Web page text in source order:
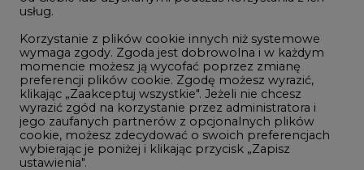
Innowacje i AI
Telekomunikacja i IT
Handel emisjami CO2
Wodór
Górnictwo
usług.
Korzystanie z plików cookie innych niż systemowe
wymaga zgody. Zgoda jest dobrowolna i w każdym
momencie możesz ją wycofać poprzez zmianę
preferencji plików cookie. Zgodę możesz wyrazić,
klikając „Zaakceptuj wszystkie". Jeżeli nie chcesz
wyrazić zgód na korzystanie przez administratora i
jego zaufanych partnerów z opcjonalnych plików
cookie, możesz zdecydować o swoich preferencjach
wybierając je poniżej i klikając przycisk „Zapisz
ustawienia".